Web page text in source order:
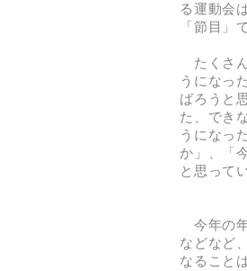
る運動会
「節目」
たくさ
うになっ
ばろうと
た、でき
うになっ
か」、「
と思って
今年の
などなど
なること